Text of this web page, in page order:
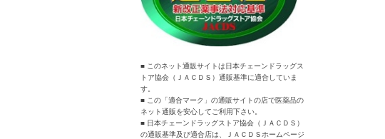
■ このネット通販サイトは日本チェーンドラッグス
トア協会（ＪＡＣＤＳ）通販基準に適合していま
す。
■ この「適合マーク」の通販サイトの店で医薬品の
ネット通販を安心してご利用下さい。
■ 日本チェーンドラッグストア協会（ＪＡＣＤＳ）
の通販基準及び適合店は、ＪＡＣＤＳホームページ